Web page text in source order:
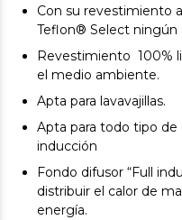
Con su revestimiento
Teflon® Select ningún
Revestimiento 100%
el medio ambiente.
Apta para lavavajillas.
Apta para todo tipo de
inducción
Fondo difusor “Full
distribuir el calor de
energía.